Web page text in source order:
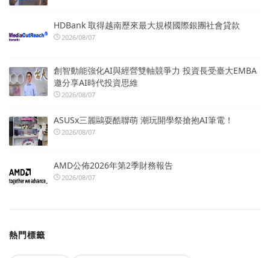
HDBank 取得越南歷來最大規模國際銀團社會貸款
2026/08/07
創智動能強化AI與經營雙軸競爭力 投資長受臺大EMBA
邀分享AI時代投資思維
2026/08/07
ASUSx三麗鷗耍酷聯萌 潮玩開學祭搶抱AI筆電！
2026/08/07
AMD公佈2026年第2季財務報告
2026/08/07
熱門標籤